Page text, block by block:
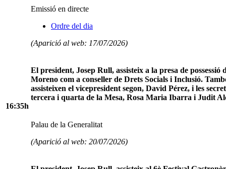
Emissió en directe
Ordre del dia
(Aparició al web: 17/07/2026)
16:35h
El president, Josep Rull, assisteix a la presa de possessió
Moreno com a conseller de Drets Socials i Inclusió.
assisteixen el vicepresident segon, David Pérez, i les
tercera i quarta de la Mesa, Rosa Maria Ibarra i Judit
Palau de la Generalitat
(Aparició al web: 20/07/2026)